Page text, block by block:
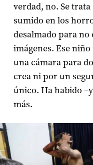
verdad, no. Se
sumido en los
desalmado para no
imágenes. Ese
una cámara para
crea ni por un
único. Ha habido
más.